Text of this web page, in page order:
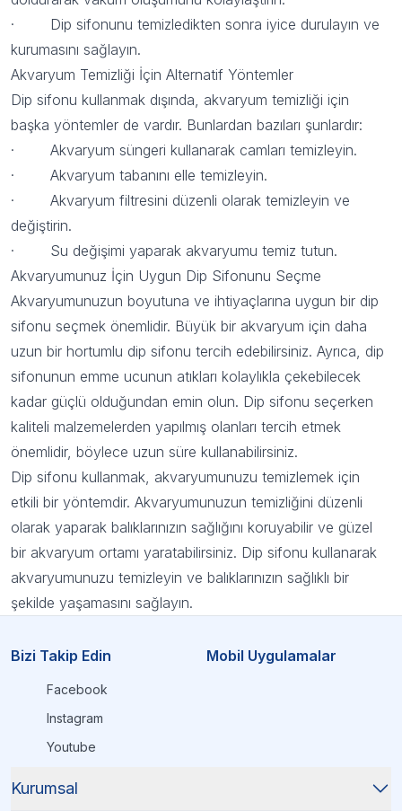
· Dip sifonunu temizledikten sonra iyice durulayın ve
kurumasını sağlayın.
Akvaryum Temizliği İçin Alternatif Yöntemler
Dip sifonu kullanmak dışında, akvaryum temizliği için
başka yöntemler de vardır. Bunlardan bazıları şunlardır:
· Akvaryum süngeri kullanarak camları temizleyin.
· Akvaryum tabanını elle temizleyin.
· Akvaryum filtresini düzenli olarak temizleyin ve
değiştirin.
· Su değişimi yaparak akvaryumu temiz tutun.
Akvaryumunuz İçin Uygun Dip Sifonunu Seçme
Akvaryumunuzun boyutuna ve ihtiyaçlarına uygun bir dip
sifonu seçmek önemlidir. Büyük bir akvaryum için daha
uzun bir hortumlu dip sifonu tercih edebilirsiniz. Ayrıca, dip
sifonunun emme ucunun atıkları kolaylıkla çekebilecek
kadar güçlü olduğundan emin olun. Dip sifonu seçerken
kaliteli malzemelerden yapılmış olanları tercih etmek
önemlidir, böylece uzun süre kullanabilirsiniz.
Dip sifonu kullanmak, akvaryumunuzu temizlemek için
etkili bir yöntemdir. Akvaryumunuzun temizliğini düzenli
olarak yaparak balıklarınızın sağlığını koruyabilir ve güzel
bir akvaryum ortamı yaratabilirsiniz. Dip sifonu kullanarak
akvaryumunuzu temizleyin ve balıklarınızın sağlıklı bir
şekilde yaşamasını sağlayın.
Bizi Takip Edin
Facebook
Instagram
Youtube
Mobil Uygulamalar
Kurumsal